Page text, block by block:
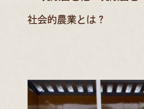
社会的農業とは？